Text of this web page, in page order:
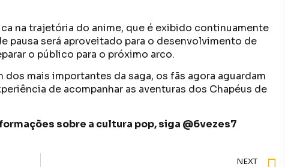
na trajetória do anime, que é exibido continuamente
pausa será aproveitado para o desenvolvimento de
o público para o próximo arco.
dos mais importantes da saga, os fãs agora aguardam
de acompanhar as aventuras dos Chapéus de
sobre a cultura pop, siga @6vezes7
NEXT